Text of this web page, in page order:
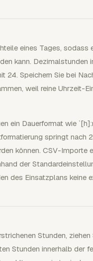
eines Tages, sodass
kann.
24. Speichern Sie bei
weil reine Uhrzeit-
ein Dauerformat wie
springt nach
können. CSV-Importe
der
des Einsatzplans keine
Stunden,
Stunden innerhalb der